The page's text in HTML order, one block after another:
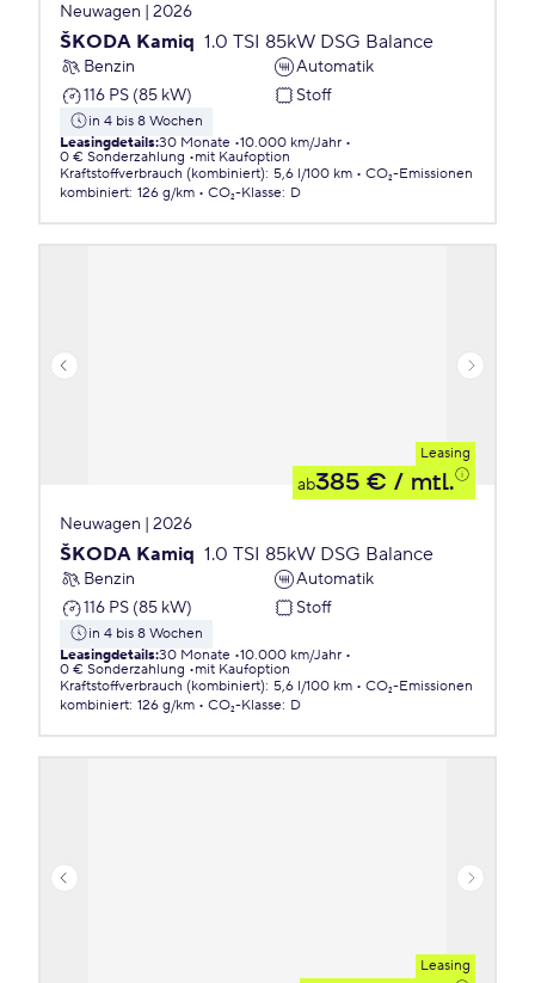
Neuwagen | 2026
ŠKODA Kamiq 1.0 TSI 85kW DSG Balance
Benzin
Automatik
116 PS (85 kW)
Stoff
in 4 bis 8 Wochen
Leasingdetails:30 Monate 10.000 km/Jahr
0 € Sonderzahlung
mit Kaufoption
Kraftstoffverbrauch (kombiniert): 5,6 l/100 km
CO₂-Emissionen
kombiniert: 126 g/km CO₂-Klasse: D
Leasing
ab385 € / mtl.
Neuwagen | 2026
ŠKODA Kamiq 1.0 TSI 85kW DSG Balance
Benzin
Automatik
116 PS (85 kW)
Stoff
in 4 bis 8 Wochen
Leasingdetails:30 Monate 10.000 km/Jahr
0 € Sonderzahlung
mit Kaufoption
Kraftstoffverbrauch (kombiniert): 5,6 l/100 km
CO₂-Emissionen
kombiniert: 126 g/km CO₂-Klasse: D
Leasing